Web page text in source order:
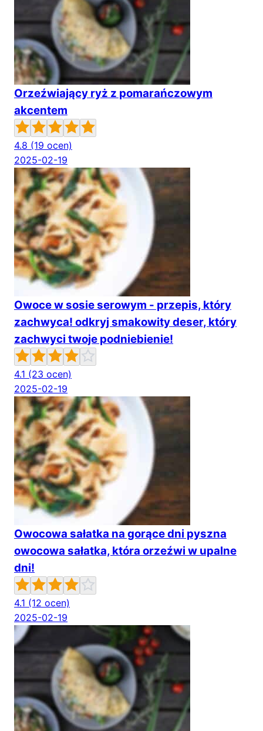
Orzeźwiający ryż z pomarańczowym
akcentem
4.8 (19 ocen)
2025-02-19
Owoce w sosie serowym - przepis, który
zachwyca! odkryj smakowity deser, który
zachwyci twoje podniebienie!
4.1 (23 ocen)
2025-02-19
Owocowa sałatka na gorące dni pyszna
owocowa sałatka, która orzeźwi w upalne
dni!
4.1 (12 ocen)
2025-02-19